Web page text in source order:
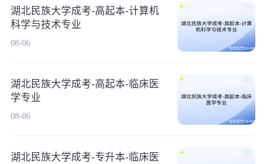
湖北民族大学成考-高起本-计算机
科学与技术专业
08-06
湖北民族大学成考-高起本-临床医
学专业
08-06
湖北民族大学成考-专升本-临床医